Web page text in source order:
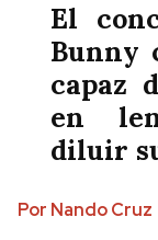
El
Bunny
capaz
en
diluir
Por Nando Cruz